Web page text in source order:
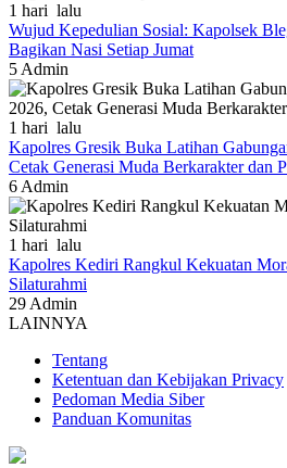
1 hari lalu
Wujud Kepedulian Sosial: Kapolsek
Bagikan Nasi Setiap Jumat
5 Admin
1 hari lalu
Kapolres Gresik Buka Latihan
Cetak Generasi Muda Berkarakter dan
6 Admin
1 hari lalu
Kapolres Kediri Rangkul Kekuatan
Silaturahmi
29 Admin
LAINNYA
Tentang
Ketentuan dan Kebijakan Privacy
Pedoman Media Siber
Panduan Komunitas